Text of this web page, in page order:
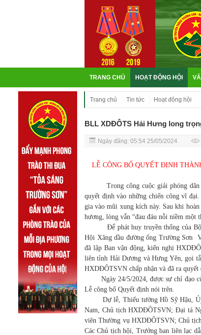
TRANG CHỦ HOẠT ĐỘNG HỘI
Trang chủ Tin tức Hoạt động hội
BLL XDĐÔTS Hải Hưng long
Ngày đăng: 05:54 25/05/2024
LỄ CÔNG BỐ QUYẾT ĐỊNH
Trong công cuộc giải phóng dân
quyết định vào những chiến công vĩ
gia vào mũi xung kích này. Sau khi
hương, lòng vẫn “đau đáu nỗi niềm một
Để phát huy truyền thống của Bộ
Hội Xăng dầu đường ống Trường Sơn
đã lập Ban vận động, kiến nghị
liên tỉnh Hải Dương và Hưng Yên, gọi
HXDĐÔTSVN chấp nhận và đã ra quyết
Ngày 24/5/2024, được sự chỉ đạo
Lễ công bố Quyết định nói trên.
Dự lễ, Thiếu tướng Hồ Sỹ Hậu, Ủy
Nam, Chủ tịch HXDĐÔTSVN; Đại tá
viên Thường vụ HXDĐÔTSVN; Chủ
Các Chủ tịch hội, Trưởng ban liên lạc